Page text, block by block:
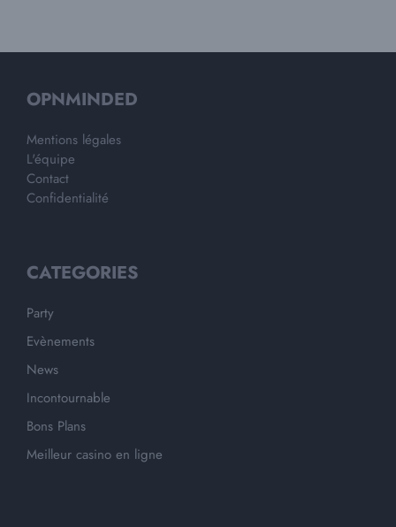
OPNMINDED
Mentions légales
L'équipe
Contact
Confidentialité
CATEGORIES
Party
Evènements
News
Incontournable
Bons Plans
Meilleur casino en ligne